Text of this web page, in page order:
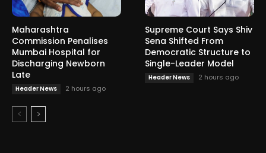
Maharashtra
Commission Penalises
Mumbai Hospital for
Discharging Newborn
Late
Header News 2 hours ago
Supreme Court Says Shiv
Sena Shifted From
Democratic Structure to
Single-Leader Model
Header News 2 hours ago